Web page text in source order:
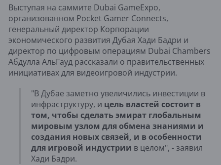
Выступая на саммите Dubai GameExpo,
организованном Pocket Gamer Connects,
генеральный директор Корпорации
экономического развития Дубая Хади Бадри и
директор по цифровым операциям Dubai Chambers
Абдулла АльГауд рассказали о правительственных
инициативах для видеоигровой индустрии.
"В Дубае заметно увеличились инвестиции в
инфраструктуру, и цель властей состоит в
том, чтобы сделать эмират глобальным
мировым узлом для обмена знаниями и
создания новых связей, и в особенности
для игровой индустрии в целом", - заявил
Хади Бадри.